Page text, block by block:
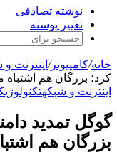
نوشته تصادفی
تغییر پوسته
خانه/کامپیوتر/ اینترنت
کرد؛ بزرگان هم اشتباه
اینترنت و شبکهتکنولوژی
گوگل تمدید
بزرگان هم